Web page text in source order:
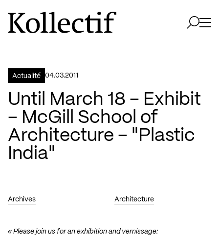
Aller à la page d'accueil
Logo Kollectif
Actualité 04.03.2011
Until March 18 – Exhibit
– McGill School of
Architecture – "Plastic
India"
Archives Architecture
« Please join us for an exhibition and vernissage: